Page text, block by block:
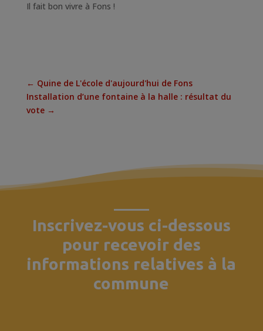
Il fait bon vivre à Fons !
← Quine de L'école d'aujourd'hui de Fons
Installation d’une fontaine à la halle : résultat du
vote→
Inscrivez-vous ci-dessous
pour recevoir des
informations relatives à la
commune